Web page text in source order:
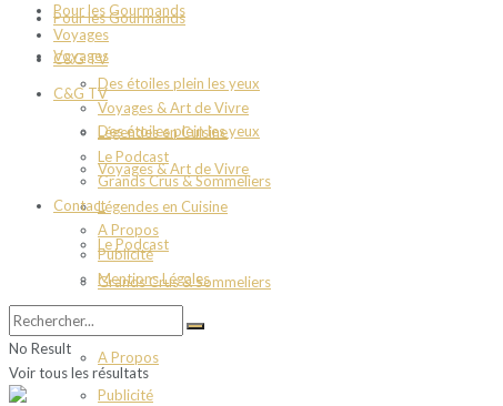
Pour les Gourmands
Voyages
C&G TV
Des étoiles plein les yeux
Voyages & Art de Vivre
Légendes en Cuisine
Le Podcast
Grands Crus & Sommeliers
Contact
A Propos
Publicité
Pour les Gourmands
Voyages
C&G TV
Des étoiles plein les yeux
Voyages & Art de Vivre
Légendes en Cuisine
Le Podcast
Grands Crus & Sommeliers
Contact
A Propos
Publicité
Mentions Légales
No Result
Voir tous les résultats